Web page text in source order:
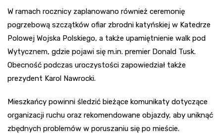
W ramach rocznicy zaplanowano również ceremonię
pogrzebową szczątków ofiar zbrodni katyńskiej w Katedrze
Polowej Wojska Polskiego, a także upamiętnienie walk pod
Wytycznem, gdzie pojawi się m.in. premier Donald Tusk.
Obecność podczas uroczystości zapowiedział także
prezydent Karol Nawrocki.
Mieszkańcy powinni śledzić bieżące komunikaty dotyczące
organizacji ruchu oraz rekomendowane objazdy, aby uniknąć
zbędnych problemów w poruszaniu się po mieście.